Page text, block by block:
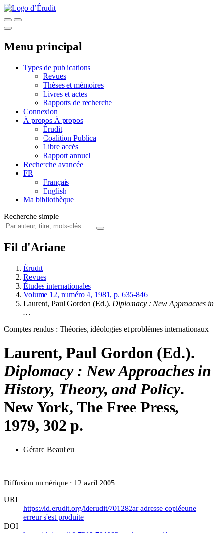
Menu principal
Types de publications
Revues
Thèses et mémoires
Livres et actes
Rapports de recherche
Connexion
À propos À propos
Érudit
Coalition Publica
Libre accès
Rapport annuel
Recherche avancée
FR
Français
English
Ma bibliothèque
Recherche simple
Fil d'Ariane
Érudit
Revues
Études internationales
Volume 12, numéro 4, 1981, p. 635-846
Laurent, Paul Gordon (Ed.). Diplomacy : New Approaches in
…
Comptes rendus : Théories, idéologies et problèmes internationaux
Laurent, Paul Gordon (Ed.).
Diplomacy : New Approaches in
History, Theory, and Policy.
New York, The Free Press,
1979, 302 p.
Gérard Beaulieu
Diffusion numérique : 12 avril 2005
URI
https://id.erudit.org/iderudit/701282aradresse copiéeune
erreur s'est produite
DOI